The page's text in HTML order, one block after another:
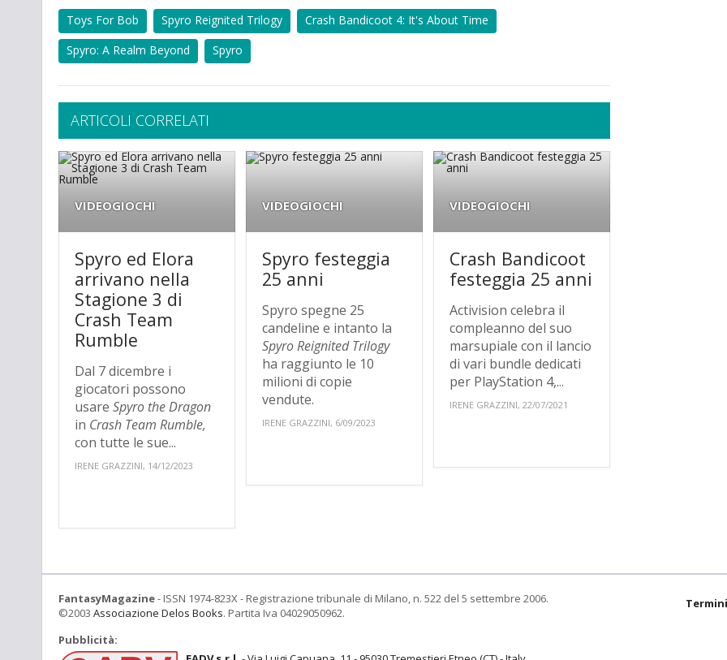
Toys For Bob
Spyro Reignited Trilogy
Crash Bandicoot 4: It's About Time
Spyro: A Realm Beyond
Spyro
ARTICOLI CORRELATI
VIDEOGIOCHI
Spyro ed Elora
arrivano nella
Stagione 3 di
Crash Team
Rumble
Dal 7 dicembre i
giocatori possono
usare Spyro the Dragon
in Crash Team Rumble,
con tutte le sue...
IRENE GRAZZINI, 14/12/2023
VIDEOGIOCHI
Spyro festeggia
25 anni
Spyro spegne 25
candeline e intanto la
Spyro Reignited Trilogy
ha raggiunto le 10
milioni di copie
vendute.
IRENE GRAZZINI, 6/09/2023
VIDEOGIOCHI
Crash Bandicoot
festeggia 25 anni
Activision celebra il
compleanno del suo
marsupiale con il lancio
di vari bundle dedicati
per PlayStation 4,...
IRENE GRAZZINI, 22/07/2021
FantasyMagazine- ISSN 1974-823X - Registrazione tribunale di Milano, n. 522 del 5 settembre 2006.
©2003 Associazione Delos Books. Partita Iva 04029050962.
Pubblicità: